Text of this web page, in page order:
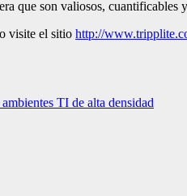
que son valiosos, cuantificables
o visite el sitio http://
TI de alta densidad